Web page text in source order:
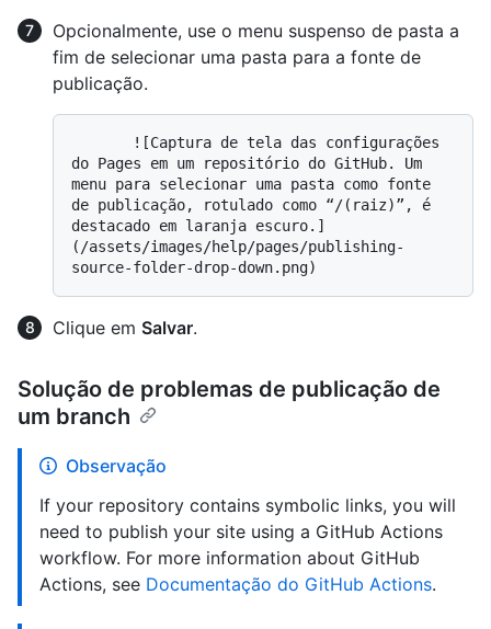
Opcionalmente, use o menu suspenso de pasta a
fim de selecionar uma pasta para a fonte de
publicação.
do Pages em um repositório do GitHub. Um
menu para selecionar uma pasta como fonte
de publicação, rotulado como “/(raiz)”, é
destacado em laranja escuro.]
(/assets/images/help/pages/publishing-
Clique em Salvar.
Solução de problemas de publicação de
um branch
Observação
If your repository contains symbolic links, you will
need to publish your site using a GitHub Actions
workflow. For more information about GitHub
Actions, see Documentação do GitHub Actions.